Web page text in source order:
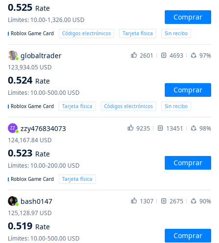
0.525 Rate
Límites: 10.00-1,326.00 USD Comprar
Roblox Game Card Códigos electrónicos Tarjeta física Sin recibo
globaltrader 2601 4693
97%
123,934.05 USD
0.524 Rate
Límites: 10.00-500.00 USD Comprar
Roblox Game Card Tarjeta física Códigos electrónicos Sin recibo
ZZ zzy476834073 9235 13451
98%
124,167.84 USD
0.523 Rate
Límites: 10.00-200.00 USD Comprar
Roblox Game Card Tarjeta física
bash0147 1307 2675
90%
125,128.97 USD
0.519 Rate
Límites: 10.00-500.00 USD Comprar